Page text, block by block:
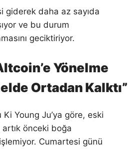
giderek daha az sayıda
ve bu durum
geciktiriyor.
Yönelme
Ortadan Kalktı”
Ki Young Ju’ya göre, eski
önceki boğa
Cumartesi günü